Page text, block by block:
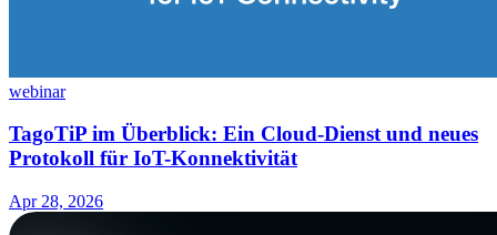
webinar
TagoTiP im Überblick: Ein Cloud-Dienst und neues
Protokoll für IoT-Konnektivität
Apr 28, 2026